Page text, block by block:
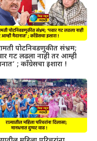
पोटनिवडणुकीत संभ्रम;
गट लढला नाही तर आम्ही
; काँग्रेसचा इशारा !